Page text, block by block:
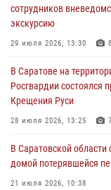
сотрудников
экскурсию
29 июля 2026, 13:30 8
В Саратове на
Росгвардии
Крещения Руси
28 июля 2026, 13:25 7
В Саратовской области
домой потерявшейся
21 июля 2026, 10:38